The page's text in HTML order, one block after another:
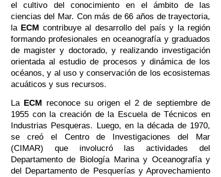
el cultivo del conocimiento en el ámbito de las
ciencias del Mar. Con más de 66 años de trayectoria,
la ECM contribuye al desarrollo del país y la región
formando profesionales en oceanografía y graduados
de magister y doctorado, y realizando investigación
orientada al estudio de procesos y dinámica de los
océanos, y al uso y conservación de los ecosistemas
acuáticos y sus recursos.
La ECM
reconoce su origen el 2 de septiembre de
1955 con la creación de la Escuela de Técnicos en
Industrias Pesqueras. Luego, en la década de 1970,
se creó el Centro de Investigaciones del Mar
(CIMAR) que involucró las actividades del
Departamento de Biología Marina y Oceanografía y
del Departamento de Pesquerías y Aprovechamiento